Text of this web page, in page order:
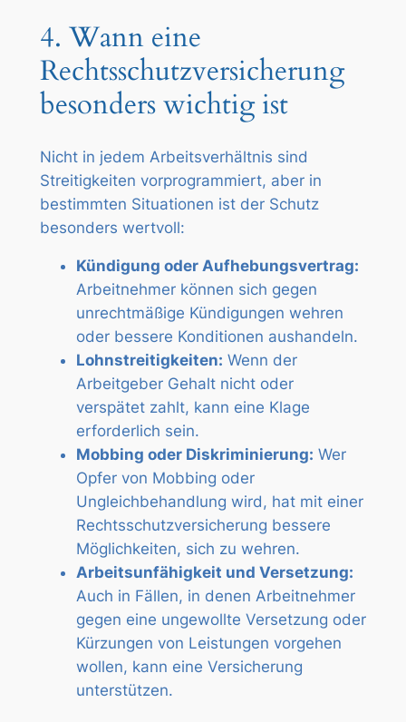
4. Wann eine
Rechtsschutzversicherung
besonders wichtig ist
Nicht in jedem Arbeitsverhältnis sind
Streitigkeiten vorprogrammiert, aber in
bestimmten Situationen ist der Schutz
besonders wertvoll:
Kündigung oder Aufhebungsvertrag:
Arbeitnehmer können sich gegen
unrechtmäßige Kündigungen wehren
oder bessere Konditionen aushandeln.
Lohnstreitigkeiten: Wenn der
Arbeitgeber Gehalt nicht oder
verspätet zahlt, kann eine Klage
erforderlich sein.
Mobbing oder Diskriminierung: Wer
Opfer von Mobbing oder
Ungleichbehandlung wird, hat mit einer
Rechtsschutzversicherung bessere
Möglichkeiten, sich zu wehren.
Arbeitsunfähigkeit und Versetzung:
Auch in Fällen, in denen Arbeitnehmer
gegen eine ungewollte Versetzung oder
Kürzungen von Leistungen vorgehen
wollen, kann eine Versicherung
unterstützen.